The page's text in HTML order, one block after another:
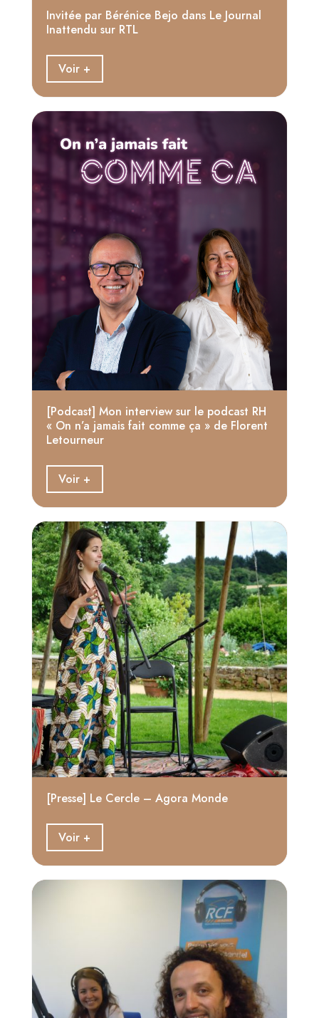
Invitée par Bérénice Bejo dans Le Journal
Inattendu sur RTL
Voir +
[Podcast] Mon interview sur le podcast RH
« On n’a jamais fait comme ça » de Florent
Letourneur
Voir +
[Presse] Le Cercle – Agora Monde
Voir +